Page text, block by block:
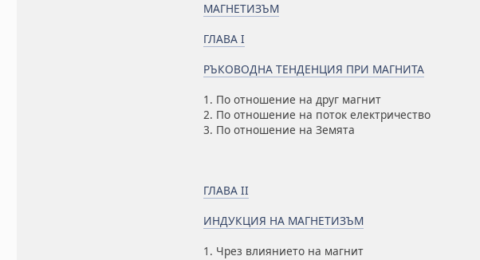
МАГНЕТИЗЪМ
ГЛАВА I
РЪКОВОДНА ТЕНДЕНЦИЯ ПРИ МАГНИТА
1. По отношение на друг магнит
2. По отношение на поток електричество
3. По отношение на Земята
ГЛАВА II
ИНДУКЦИЯ НА МАГНЕТИЗЪМ
1. Чрез влиянието на магнит